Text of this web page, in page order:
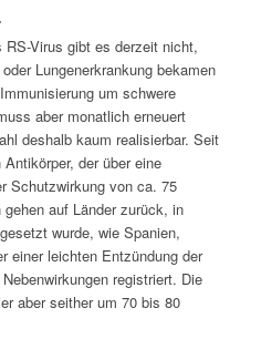
Virus gibt es derzeit nicht,
Lungenerkrankung bekamen
um schwere
aber monatlich erneuert
deshalb kaum realisierbar. Seit
der über eine
Schutzwirkung von ca. 75
auf Länder zurück, in
wurde, wie Spanien,
einer leichten Entzündung der
registriert. Die
aber seither um 70 bis 80